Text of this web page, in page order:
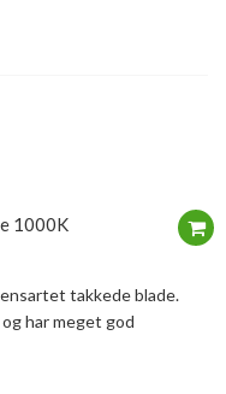
1000K
takkede blade.
har meget god